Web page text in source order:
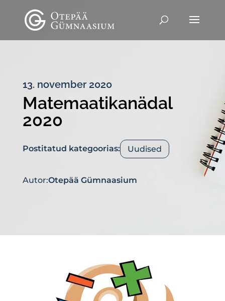
13. november 2020
Matemaatikanädal
2020
Postitatud kategoorias: Uudised
Autor:Otepää Gümnaasium